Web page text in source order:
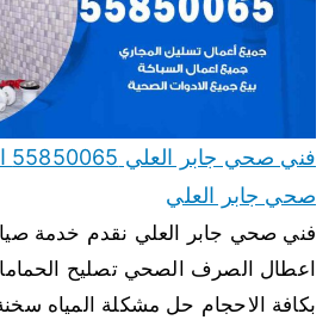
صحي جابر العلي
فني صحي جابر العلي نقدم خدمة
اعطال الصرف الصحي تصليح
بكافة الاحجام حل مشكلة المياه